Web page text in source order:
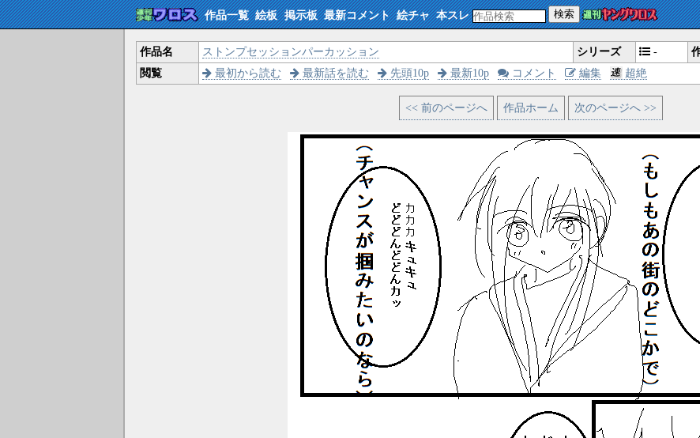
作品一覧 絵板 掲示板 最新コメント 絵チャ 本スレ 検索
作品名 ストンプセッションパーカッション シリーズ -
閲覧
最初から読む 最新話を読む 先頭10p 最新10p コメント 編集 超絶
<< 前のページへ 作品ホーム 次のページへ >>